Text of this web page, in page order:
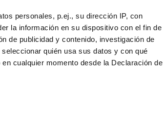
personales, p.ej., su dirección IP, con
la información en su dispositivo con el fin de
de publicidad y contenido, investigación de
quién usa sus datos y con qué
cualquier momento desde la Declaración de